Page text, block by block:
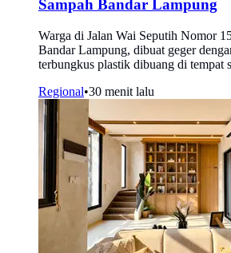
Sampah Bandar Lampung
Warga di Jalan Wai Seputih Nomor
Bandar Lampung, dibuat geger
terbungkus plastik dibuang di tempat
Regional•30 menit lalu